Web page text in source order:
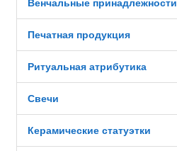
Венчальные принадлежности
Печатная продукция
Ритуальная атрибутика
Свечи
Керамические статуэтки